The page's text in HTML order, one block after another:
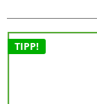
TIPP!